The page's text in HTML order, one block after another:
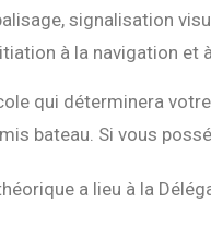
signalisation
à la navigation et
qui déterminera
bateau. Si vous
a lieu à la